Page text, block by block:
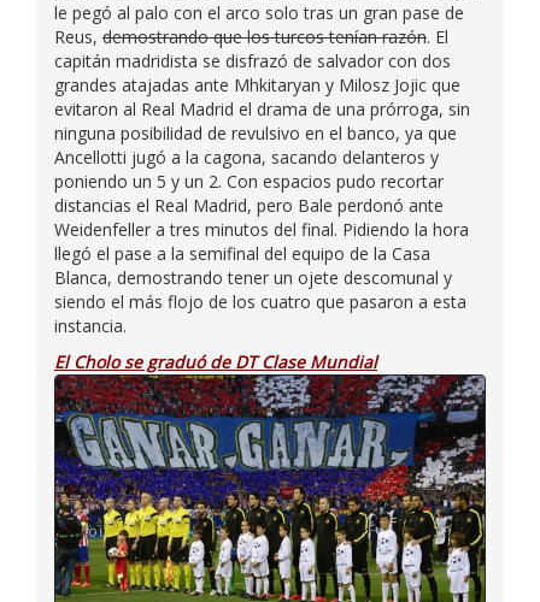
le pegó al palo con el arco solo tras un gran pase de
Reus, demostrando que los turcos tenían razón. El
capitán madridista se disfrazó de salvador con dos
grandes atajadas ante Mhkitaryan y Milosz Jojic que
evitaron al Real Madrid el drama de una prórroga, sin
ninguna posibilidad de revulsivo en el banco, ya que
Ancellotti jugó a la cagona, sacando delanteros y
poniendo un 5 y un 2. Con espacios pudo recortar
distancias el Real Madrid, pero Bale perdonó ante
Weidenfeller a tres minutos del final. Pidiendo la hora
llegó el pase a la semifinal del equipo de la Casa
Blanca, demostrando tener un ojete descomunal y
siendo el más flojo de los cuatro que pasaron a esta
instancia.
El Cholo se graduó de DT Clase Mundial